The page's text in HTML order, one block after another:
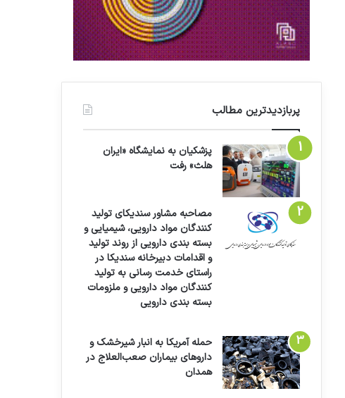
پربازدیدترین مطالب
پزشکیان به نمایشگاه «ایران
هلث» رفت
مصاحبه مشاور سندیکای تولید
کنندگان مواد دارویی، شیمیایی و
بسته بندی دارویی از روند تولید
و اقدامات دبیرخانه سندیکا در
راستای خدمت رسانی به تولید
کنندگان مواد دارویی و ملزومات
بسته بندی دارویی
حمله آمریکا به انبار شیرخشک و
داروهای بیماران صعب‌العلاج در
همدان